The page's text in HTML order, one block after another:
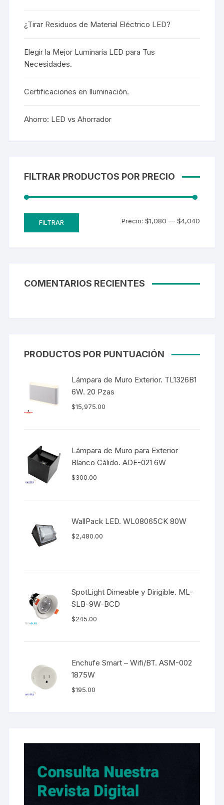
¿Tirar Residuos de Material Eléctrico LED?
Elegir la Mejor Luminaria LED para Tus
Necesidades.
Certificaciones en Iluminación.
Ahorro: LED vs Ahorrador
FILTRAR PRODUCTOS POR PRECIO
FILTRAR Precio: $1,080 — $4,040
COMENTARIOS RECIENTES
PRODUCTOS POR PUNTUACIÓN
Lámpara de Muro Exterior. TL1326B1
6W. 20 Pzas
$15,975.00
Lámpara de Muro para Exterior
Blanco Cálido. ADE-021 6W
$300.00
WallPack LED. WL08065CK 80W
$2,480.00
SpotLight Dimeable y Dirigible. ML-
SLB-9W-BCD
$245.00
Enchufe Smart – Wifi/BT. ASM-002
1875W
$195.00